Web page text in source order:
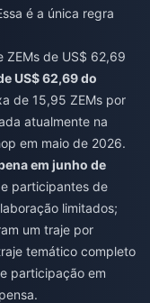
é a única regra
ZEMs de US$ 62,69
US$ 62,69 do
de 15,95 ZEMs por
atualmente na
em maio de 2026.
em junho de
participantes de
limitados;
um traje por
temático completo
participação em